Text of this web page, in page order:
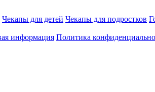
Чекапы для детей Чекапы для подростков
информация Политика